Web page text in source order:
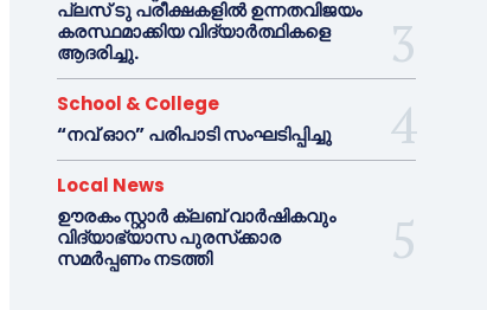
പ്ലസ് ടു പരീക്ഷകളിൽ ഉന്നതവിജയം
കരസ്ഥമാക്കിയ വിദ്യാർത്ഥികളെ
ആദരിച്ചു.
School & College
“നവ് ഓറ” പരിപാടി സംഘടിപ്പിച്ചു
Local News
ഊരകം സ്റ്റാർ ക്ലബ് വാർഷികവും
വിദ്യാഭ്യാസ പുരസ്‌ക്കാര
സമർപ്പണം നടത്തി